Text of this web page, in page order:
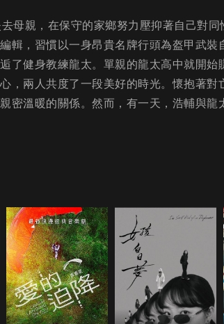
母親，在保守的家鄉努力壓抑著自己對
輯，習慣以一身昂貴名牌行頭為盔甲武裝
了健身教練龍太。單親的龍太高中就開
，兩人共度了一段美好的時光。懷抱著
密溫暖的關係。然而，有一天，浩輔與